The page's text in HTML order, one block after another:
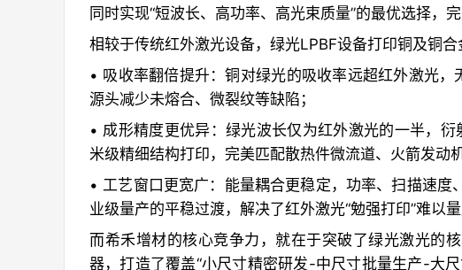
同时实现“短波长、高功率、高光束质量”的最优选择，
相较于传统红外激光设备，绿光LPBF设备打印铜及铜合
• 吸收率翻倍提升：铜对绿光的吸收率远超红外激光
源头减少未熔合、微裂纹等缺陷；
• 成形精度更优异：绿光波长仅为红外激光的一半，
米级精细结构打印，完美匹配散热件微流道、火箭发动
• 工艺窗口更宽广：能量耦合更稳定，功率、扫描速
业级量产的平稳过渡，解决了红外激光“勉强打印”难以量
而希禾增材的核心竞争力，就在于突破了绿光激光
器，打造了覆盖“小尺寸精密研发-中尺寸批量生产-大